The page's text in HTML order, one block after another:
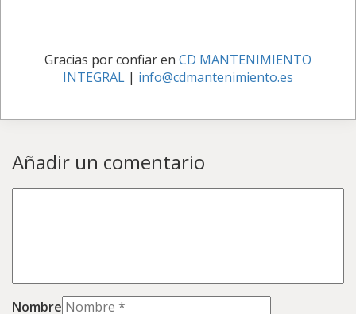
Gracias por confiar en CD MANTENIMIENTO
INTEGRAL | info@cdmantenimiento.es
Añadir un comentario
Nombre